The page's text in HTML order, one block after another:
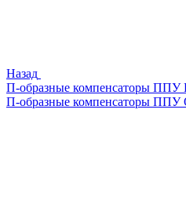
Назад
П-образные компенсаторы
П-образные компенсаторы